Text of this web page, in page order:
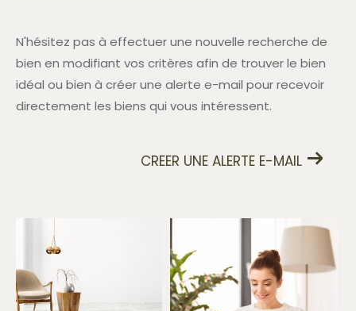
N'hésitez pas à effectuer une nouvelle recherche de
bien en modifiant vos critères afin de trouver le bien
idéal ou bien à créer une alerte e-mail pour recevoir
directement les biens qui vous intéressent.
CREER UNE ALERTE E-MAIL